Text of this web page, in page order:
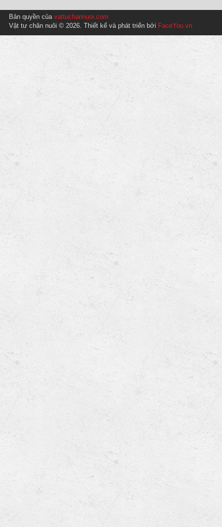
Bản quyền của vattuchannuoi.com
Vật tư chăn nuôi © 2026. Thiết kế và phát triển bởi FaceYou.vn